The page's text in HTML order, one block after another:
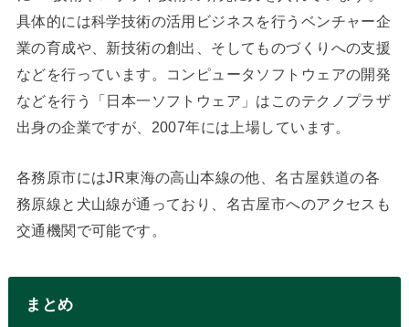
具体的には科学技術の活用ビジネスを行うベンチャー企
業の育成や、新技術の創出、そしてものづくりへの支援
などを行っています。コンピュータソフトウェアの開発
などを行う「日本一ソフトウェア」はこのテクノプラザ
出身の企業ですが、2007年には上場しています。
各務原市にはJR東海の高山本線の他、名古屋鉄道の各
務原線と犬山線が通っており、名古屋市へのアクセスも
交通機関で可能です。
まとめ